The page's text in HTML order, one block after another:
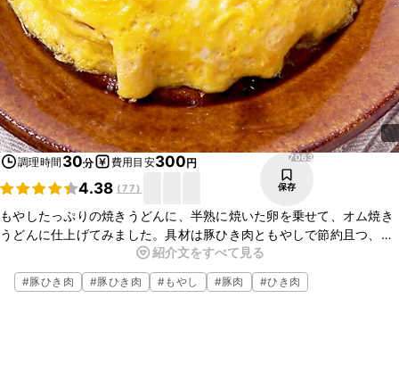
調理時間 30分 費用目安300円
4.38 (77)
7063
保存
もやしたっぷりの焼きうどんに、半熟に焼いた卵を乗せて、オム焼き
うどんに仕上げてみました。具材は豚ひき肉ともやしで節約且つ、シ
ンプルにしてます。焼いた半熟卵を乗せるとボリューム感が出て、見
た目も良くなります。是非お試しくださいね。
紹介文をすべて見る
#豚ひき肉 #豚ひき肉 #もやし #豚肉 #ひき肉